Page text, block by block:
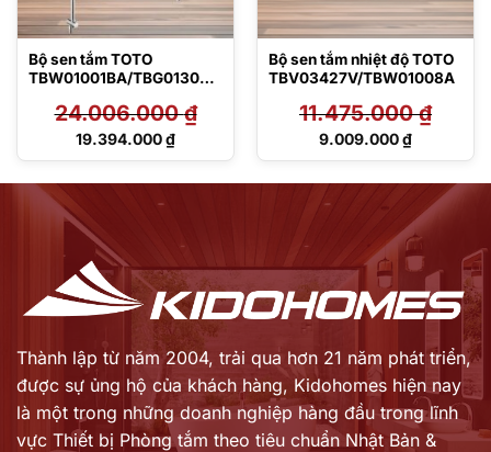
Bộ sen tắm TOTO
TBW01001BA/TBG01302V
24.006.000₫
Giá
19.394.000₫
Giá
Bộ sen tắm nhiệt độ TOTO
TBV03427V/TBW01008A
11.475.000₫
Giá
11.475.000 ₫.
9.009.000₫
Giá
9.009.000 ₫.
Thành lập từ năm 2004, trải qua hơn 21 năm phát triển,
được sự ủng hộ của khách hàng, Kidohomes hiện nay
là một trong những doanh nghiệp hàng đầu trong lĩnh
vực Thiết bị Phòng tắm theo tiêu chuẩn Nhật Bản &